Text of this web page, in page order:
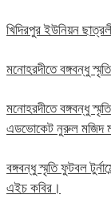
খিদিরপুর ইউনিয়ন
মনোহরদীতে বঙ্গবন্ধু
মনোহরদীতে বঙ্গবন্ধু
এডভোকেট নুরুল মজিদ
বঙ্গবন্ধু স্মৃতি ফুটবল
এইচ কবির।